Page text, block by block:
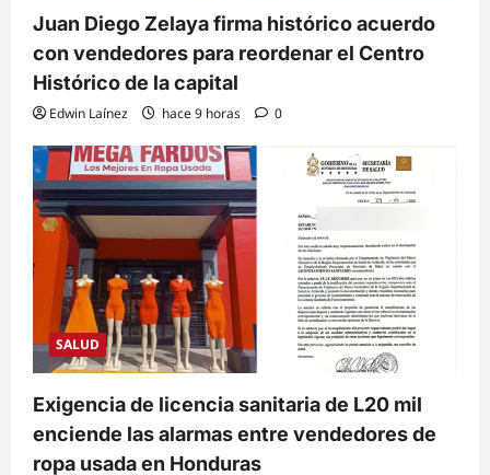
Juan Diego Zelaya firma histórico acuerdo
con vendedores para reordenar el Centro
Histórico de la capital
Edwin Laínez hace 9 horas 0
SALUD
Exigencia de licencia sanitaria de L20 mil
enciende las alarmas entre vendedores de
ropa usada en Honduras